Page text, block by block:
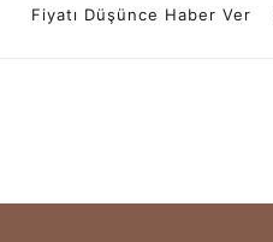
Fiyatı Düşünce Haber Ver